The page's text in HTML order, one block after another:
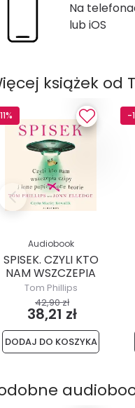
Na
lub iOS
książek od
Audiobook
SPISEK. CZYLI KTO
NAM WSZCZEPIA
CZIPY I INNE...
Tom Phillips
42,90 zł
38,21 zł
DODAJ DO KOSZYKA
-